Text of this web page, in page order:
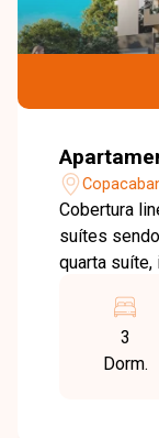
Cobertura
suítes
quarta
de serviço,
gourmet,
closet,
3
Dorm.